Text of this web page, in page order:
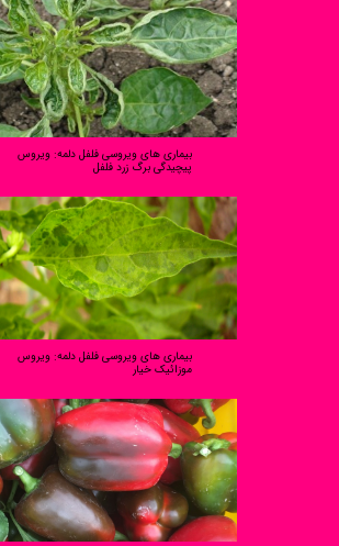
بیماری های ویروسی فلفل دلمه: ویروس
پیچیدگی برگ زرد فلفل
بیماری های ویروسی فلفل دلمه: ویروس
موزائیک خیار